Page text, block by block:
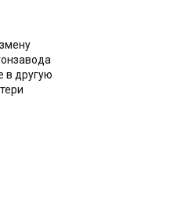
в другую